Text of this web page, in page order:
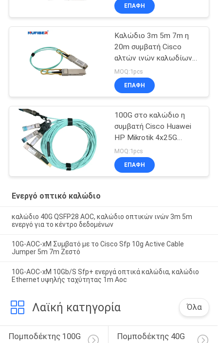
ΕΠΑΦΉ
Καλώδιο 3m 5m 7m η
20m συμβατή Cisco
αλτών ινών καλωδίων
QSFP 40G AOC
MOQ:1pcs
ΕΠΑΦΉ
100G στο καλώδιο η
συμβατή Cisco Huawei
HP Mikrotik 4x25G
SFP28 Aoc
MOQ:1pcs
ΕΠΑΦΉ
Ενεργό οπτικό καλώδιο
καλώδιο 40G QSFP28 AOC, καλώδιο οπτικών ινών 3m 5m
ενεργό για το κέντρο δεδομένων
10G-AOC-xM Συμβατό με το Cisco Sfp 10g Active Cable
Jumper 5m 7m Ζεστό
10G-AOC-xM 10Gb/S Sfp+ ενεργά οπτικά καλώδια, καλώδιο
Ethernet υψηλής ταχύτητας 1m Aoc
Λαϊκή κατηγορία Όλα
Πομποδέκτης 100G
Πομποδέκτης 40G